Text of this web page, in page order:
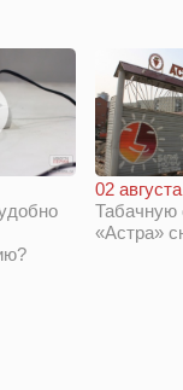
02
Табачную
«Астра»